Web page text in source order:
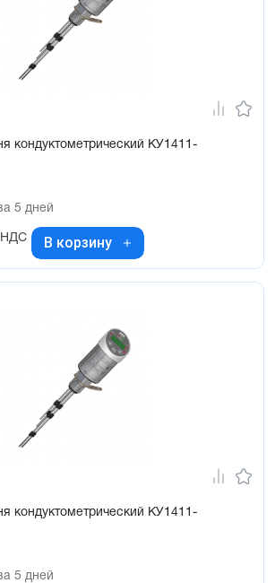
кондуктометрический КУ1411-
5 дней
НДС В корзину
кондуктометрический КУ1411-
5 дней